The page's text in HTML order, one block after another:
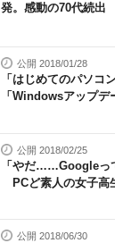
発。感動の70代続出
公開 2018/01/28
「はじめてのパソコ
「Windowsアップデ
公開 2018/02/25
「やだ……Googleっ
PCど素人の女子高
公開 2018/06/30